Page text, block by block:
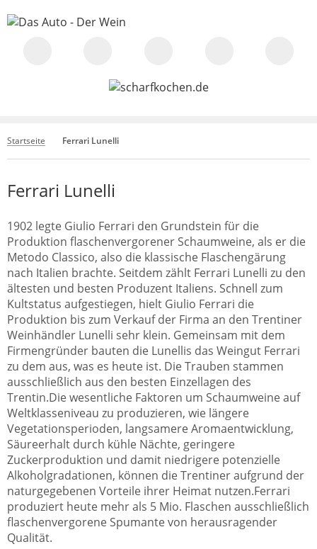
Startseite Ferrari Lunelli
Ferrari Lunelli
1902 legte Giulio Ferrari den Grundstein für die
Produktion flaschenvergorener Schaumweine, als er die
Metodo Classico, also die klassische Flaschengärung
nach Italien brachte. Seitdem zählt Ferrari Lunelli zu den
ältesten und besten Produzent Italiens. Schnell zum
Kultstatus aufgestiegen, hielt Giulio Ferrari die
Produktion bis zum Verkauf der Firma an den Trentiner
Weinhändler Lunelli sehr klein. Gemeinsam mit dem
Firmengründer bauten die Lunellis das Weingut Ferrari
zu dem aus, was es heute ist. Die Trauben stammen
ausschließlich aus den besten Einzellagen des
Trentin.Die wesentliche Faktoren um Schaumweine auf
Weltklasseniveau zu produzieren, wie längere
Vegetationsperioden, langsamere Aromaentwicklung,
Säureerhalt durch kühle Nächte, geringere
Zuckerproduktion und damit niedrigere potenzielle
Alkoholgradationen, können die Trentiner aufgrund der
naturgegebenen Vorteile ihrer Heimat nutzen.Ferrari
produziert heute mehr als 5 Mio. Flaschen ausschließlich
flaschenvergorene Spumante von herausragender
Qualität.